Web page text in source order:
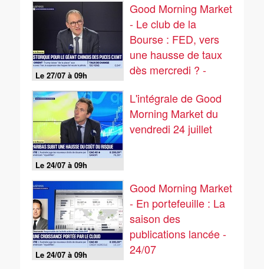
Le 27/07 à 09h
Good Morning Market
- Le club de la
Bourse : FED, vers
une hausse de taux
dès mercredi ? -
Le 24/07 à 09h
L'intégrale de Good
Morning Market du
vendredi 24 juillet
Le 24/07 à 09h
Good Morning Market
- En portefeuille : La
saison des
publications lancée -
24/07